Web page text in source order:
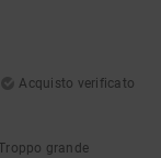
Acquisto verificato
grande